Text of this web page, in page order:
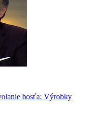
hosťa: Výrobky